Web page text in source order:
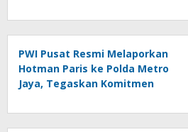
PWI Pusat Resmi Melaporkan
Hotman Paris ke Polda Metro
Jaya, Tegaskan Komitmen